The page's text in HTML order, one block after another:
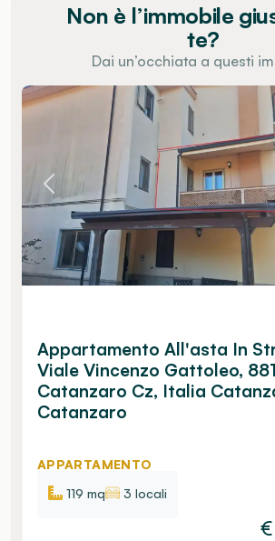
Non è l’immobile
te?
Dai un’occhiata a questi
Appartamento All'asta In
Viale Vincenzo Gattoleo,
Catanzaro Cz, Italia
Catanzaro
APPARTAMENTO
119 mq
3 locali
€